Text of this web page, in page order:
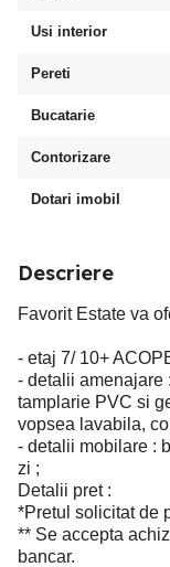
Usi interior
Pereti
Bucatarie
Contorizare
Dotari imobil
Descriere
Favorit Estate va
- etaj 7/ 10+
- detalii amenajare
tamplarie PVC si
vopsea lavabila,
- detalii mobilare :
zi ;
Detalii pret :
*Pretul solicitat de
** Se accepta
bancar.